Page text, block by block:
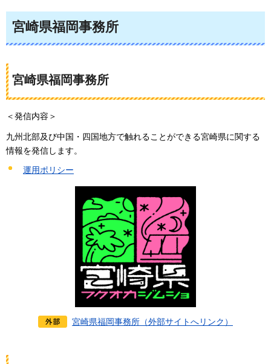
宮崎県福岡事務所
宮崎県福岡事務所
＜発信内容＞
九州北部及び中国・四国地方で触れることができる宮崎県に関する
情報を発信します。
運用ポリシー
宮崎県福岡事務所（外部サイトへリンク）